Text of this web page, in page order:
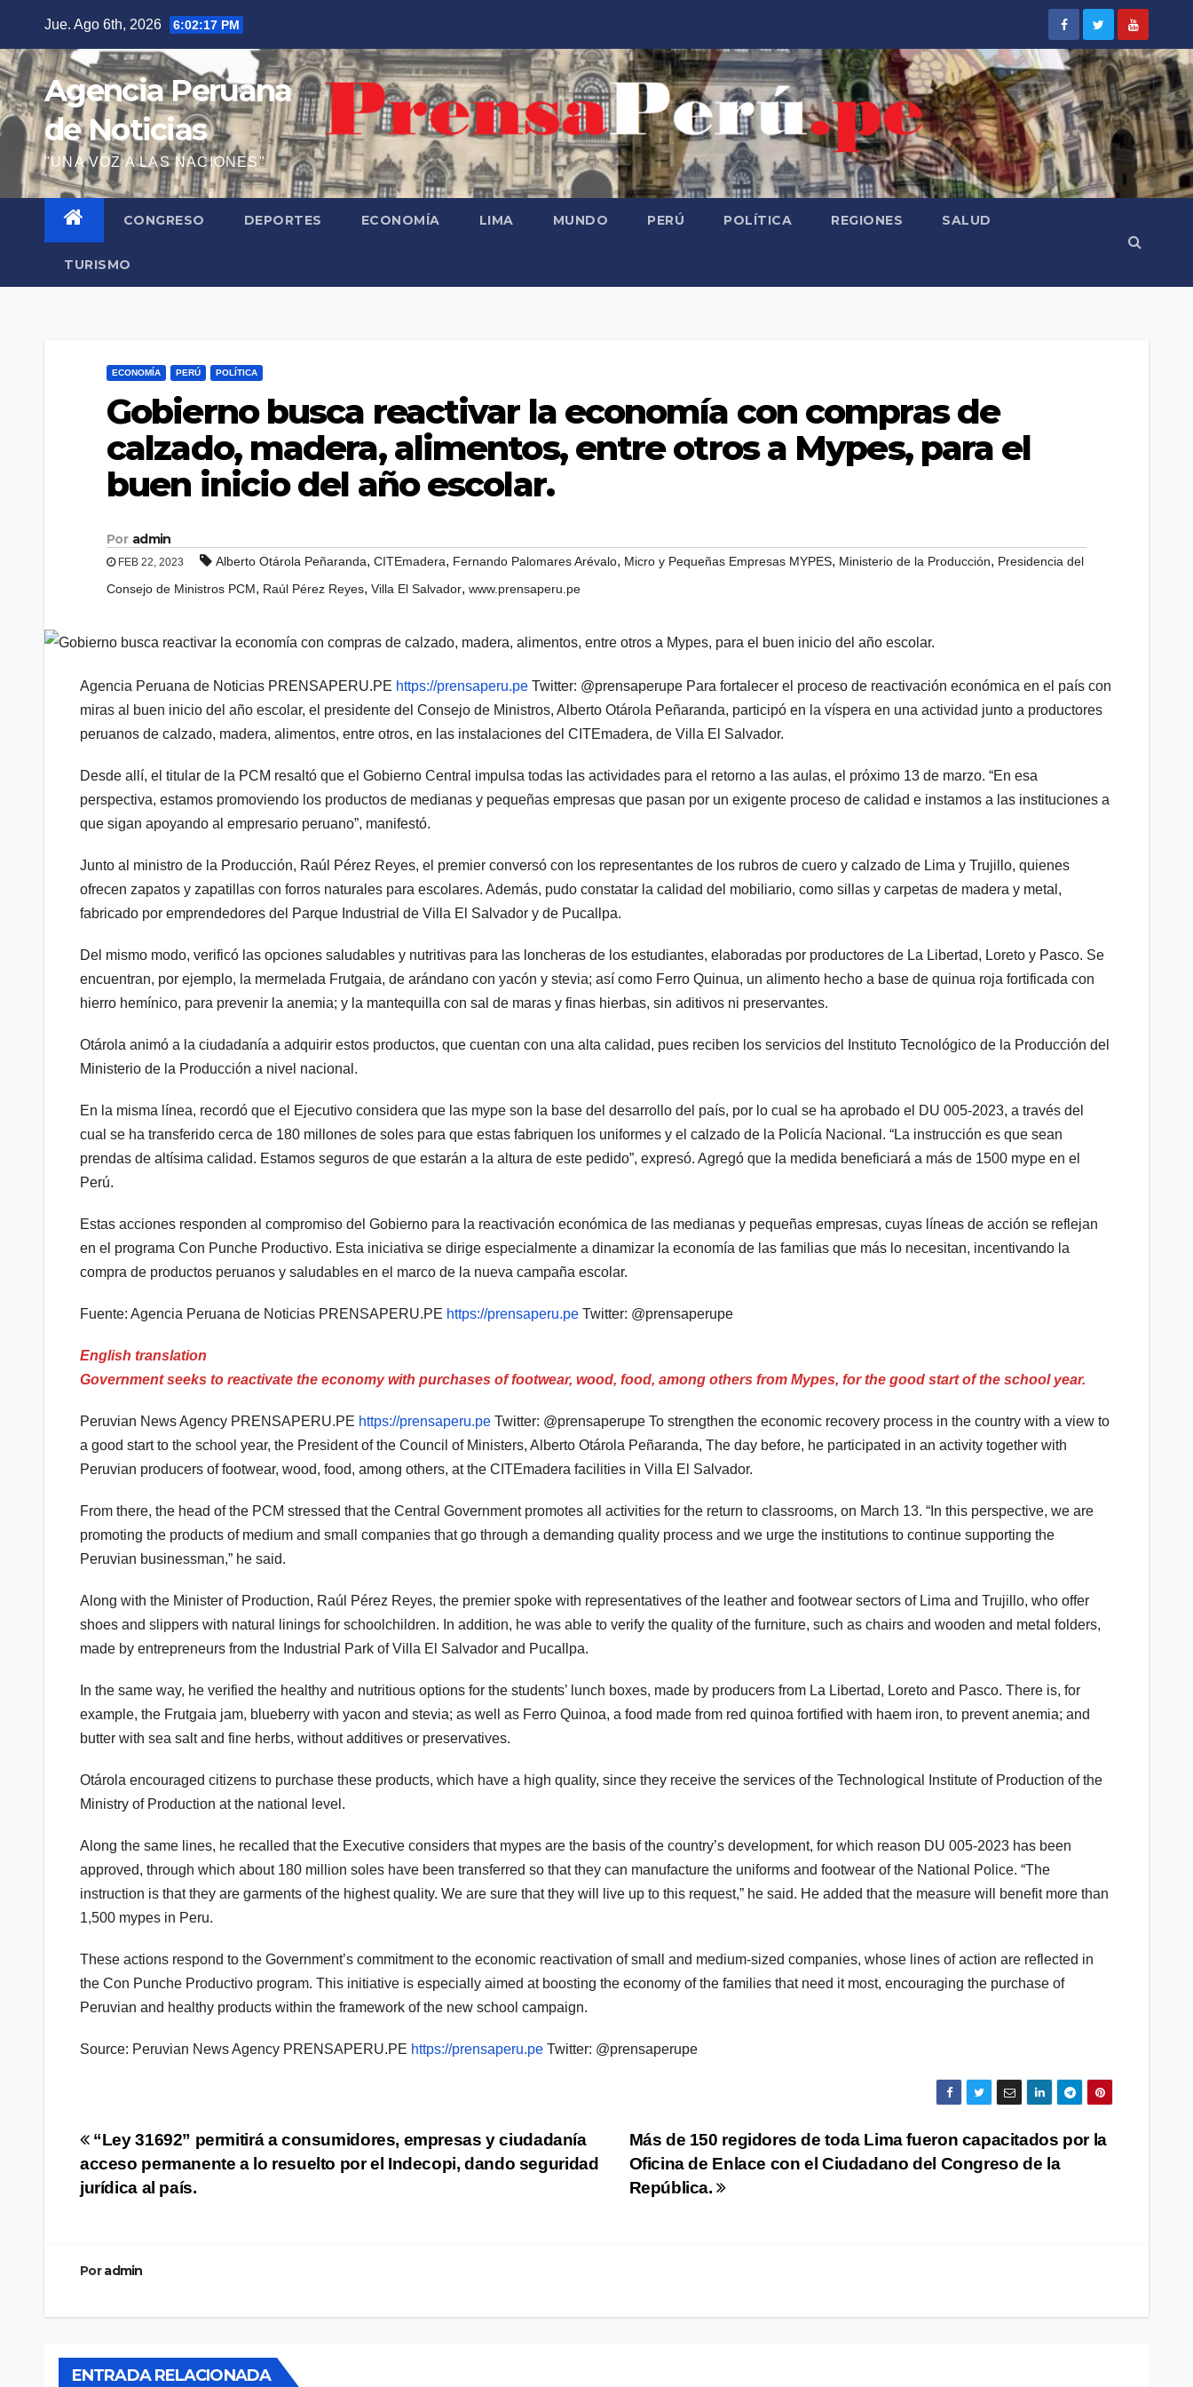
contenido
Jue. Ago 6th, 2026 6:02:19 PM
Agencia Peruana
de Noticias
"UNA VOZ A LAS NACIONES"
CONGRESO DEPORTES ECONOMÍA LIMA MUNDO PERÚ POLÍTICA REGIONES SALUD
TURISMO
ECONOMÍA PERÚ POLÍTICA
Gobierno busca reactivar la economía con compras de
calzado, madera, alimentos, entre otros a Mypes, para el
buen inicio del año escolar.
Por admin
FEB 22, 2023 Alberto Otárola Peñaranda, CITEmadera, Fernando Palomares Arévalo, Micro y Pequeñas Empresas MYPES, Ministerio de la Producción, Presidencia del
Consejo de Ministros PCM, Raúl Pérez Reyes, Villa El Salvador, www.prensaperu.pe
Agencia Peruana de Noticias PRENSAPERU.PE https://prensaperu.pe Twitter: @prensaperupe Para fortalecer el proceso de reactivación económica en el país con
miras al buen inicio del año escolar, el presidente del Consejo de Ministros, Alberto Otárola Peñaranda, participó en la víspera en una actividad junto a productores
peruanos de calzado, madera, alimentos, entre otros, en las instalaciones del CITEmadera, de Villa El Salvador.
Desde allí, el titular de la PCM resaltó que el Gobierno Central impulsa todas las actividades para el retorno a las aulas, el próximo 13 de marzo. “En esa
perspectiva, estamos promoviendo los productos de medianas y pequeñas empresas que pasan por un exigente proceso de calidad e instamos a las instituciones a
que sigan apoyando al empresario peruano”, manifestó.
Junto al ministro de la Producción, Raúl Pérez Reyes, el premier conversó con los representantes de los rubros de cuero y calzado de Lima y Trujillo, quienes
ofrecen zapatos y zapatillas con forros naturales para escolares. Además, pudo constatar la calidad del mobiliario, como sillas y carpetas de madera y metal,
fabricado por emprendedores del Parque Industrial de Villa El Salvador y de Pucallpa.
Del mismo modo, verificó las opciones saludables y nutritivas para las loncheras de los estudiantes, elaboradas por productores de La Libertad, Loreto y Pasco. Se
encuentran, por ejemplo, la mermelada Frutgaia, de arándano con yacón y stevia; así como Ferro Quinua, un alimento hecho a base de quinua roja fortificada con
hierro hemínico, para prevenir la anemia; y la mantequilla con sal de maras y finas hierbas, sin aditivos ni preservantes.
Otárola animó a la ciudadanía a adquirir estos productos, que cuentan con una alta calidad, pues reciben los servicios del Instituto Tecnológico de la Producción del
Ministerio de la Producción a nivel nacional.
En la misma línea, recordó que el Ejecutivo considera que las mype son la base del desarrollo del país, por lo cual se ha aprobado el DU 005-2023, a través del
cual se ha transferido cerca de 180 millones de soles para que estas fabriquen los uniformes y el calzado de la Policía Nacional. “La instrucción es que sean
prendas de altísima calidad. Estamos seguros de que estarán a la altura de este pedido”, expresó. Agregó que la medida beneficiará a más de 1500 mype en el
Perú.
Estas acciones responden al compromiso del Gobierno para la reactivación económica de las medianas y pequeñas empresas, cuyas líneas de acción se reflejan
en el programa Con Punche Productivo. Esta iniciativa se dirige especialmente a dinamizar la economía de las familias que más lo necesitan, incentivando la
compra de productos peruanos y saludables en el marco de la nueva campaña escolar.
Fuente: Agencia Peruana de Noticias PRENSAPERU.PE https://prensaperu.pe Twitter: @prensaperupe
English translation
Government seeks to reactivate the economy with purchases of footwear, wood, food, among others from Mypes, for the good start of the school year.
Peruvian News Agency PRENSAPERU.PE https://prensaperu.pe Twitter: @prensaperupe To strengthen the economic recovery process in the country with a view to
a good start to the school year, the President of the Council of Ministers, Alberto Otárola Peñaranda, The day before, he participated in an activity together with
Peruvian producers of footwear, wood, food, among others, at the CITEmadera facilities in Villa El Salvador.
From there, the head of the PCM stressed that the Central Government promotes all activities for the return to classrooms, on March 13. “In this perspective, we are
promoting the products of medium and small companies that go through a demanding quality process and we urge the institutions to continue supporting the
Peruvian businessman,” he said.
Along with the Minister of Production, Raúl Pérez Reyes, the premier spoke with representatives of the leather and footwear sectors of Lima and Trujillo, who offer
shoes and slippers with natural linings for schoolchildren. In addition, he was able to verify the quality of the furniture, such as chairs and wooden and metal folders,
made by entrepreneurs from the Industrial Park of Villa El Salvador and Pucallpa.
In the same way, he verified the healthy and nutritious options for the students’ lunch boxes, made by producers from La Libertad, Loreto and Pasco. There is, for
example, the Frutgaia jam, blueberry with yacon and stevia; as well as Ferro Quinoa, a food made from red quinoa fortified with haem iron, to prevent anemia; and
butter with sea salt and fine herbs, without additives or preservatives.
Otárola encouraged citizens to purchase these products, which have a high quality, since they receive the services of the Technological Institute of Production of the
Ministry of Production at the national level.
Along the same lines, he recalled that the Executive considers that mypes are the basis of the country’s development, for which reason DU 005-2023 has been
approved, through which about 180 million soles have been transferred so that they can manufacture the uniforms and footwear of the National Police. “The
instruction is that they are garments of the highest quality. We are sure that they will live up to this request,” he said. He added that the measure will benefit more than
1,500 mypes in Peru.
These actions respond to the Government’s commitment to the economic reactivation of small and medium-sized companies, whose lines of action are reflected in
the Con Punche Productivo program. This initiative is especially aimed at boosting the economy of the families that need it most, encouraging the purchase of
Peruvian and healthy products within the framework of the new school campaign.
Source: Peruvian News Agency PRENSAPERU.PE https://prensaperu.pe Twitter: @prensaperupe
Navegación
de
Más de 150 regidores de toda Lima fueron capacitados por la
Oficina de Enlace con el Ciudadano del Congreso de la
República.
“Ley 31692” permitirá a consumidores, empresas y ciudadanía
acceso permanente a lo resuelto por el Indecopi, dando seguridad
jurídica al país.
Poradmin
ENTRADA RELACIONADA